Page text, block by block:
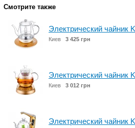
Смотрите также
Электрический чайник
Киев 3 425 грн
Электрический чайник
Киев 3 012 грн
Электрический чайник